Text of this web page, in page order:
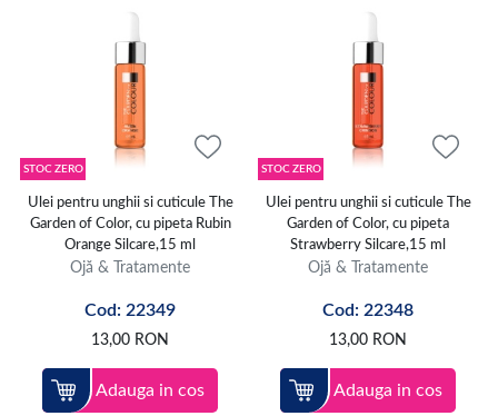
STOC ZERO
Ulei pentru unghii si cuticule The
Garden of Color, cu pipeta Rubin
Orange Silcare,15 ml
Ojă & Tratamente
Cod: 22349
13,00 RON
Adauga in cos
STOC ZERO
Ulei pentru unghii si cuticule The
Garden of Color, cu pipeta
Strawberry Silcare,15 ml
Ojă & Tratamente
Cod: 22348
13,00 RON
Adauga in cos